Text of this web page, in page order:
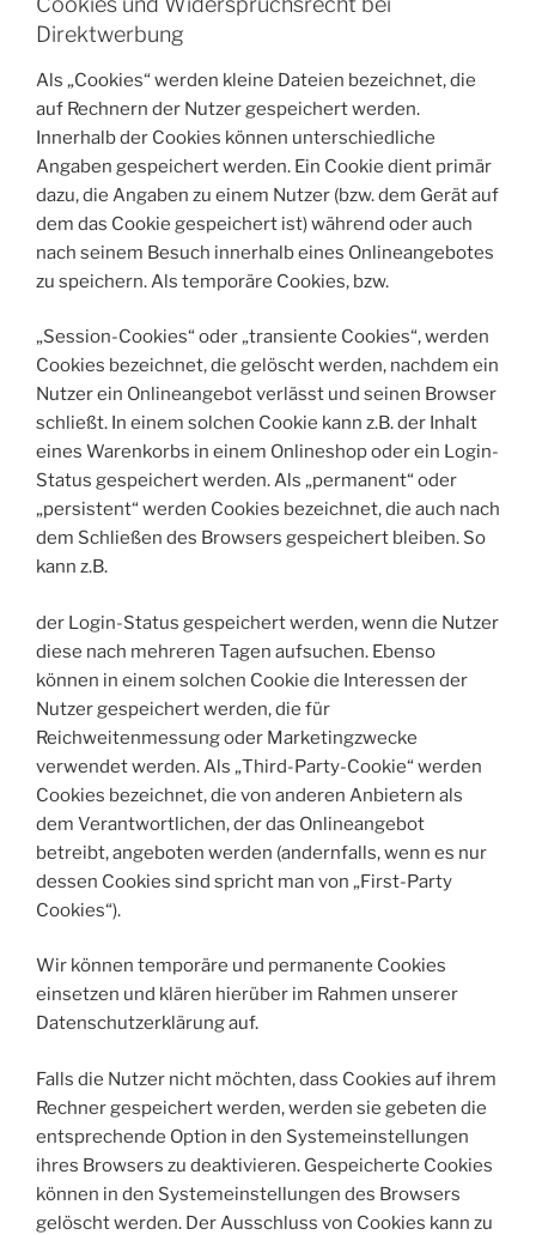
Direktwerbung
Als „Cookies“ werden kleine Dateien bezeichnet, die
auf Rechnern der Nutzer gespeichert werden.
Innerhalb der Cookies können unterschiedliche
Angaben gespeichert werden. Ein Cookie dient primär
dazu, die Angaben zu einem Nutzer (bzw. dem Gerät auf
dem das Cookie gespeichert ist) während oder auch
nach seinem Besuch innerhalb eines Onlineangebotes
zu speichern. Als temporäre Cookies, bzw.
„Session-Cookies“ oder „transiente Cookies“, werden
Cookies bezeichnet, die gelöscht werden, nachdem ein
Nutzer ein Onlineangebot verlässt und seinen Browser
schließt. In einem solchen Cookie kann z.B. der Inhalt
eines Warenkorbs in einem Onlineshop oder ein Login-
Status gespeichert werden. Als „permanent“ oder
„persistent“ werden Cookies bezeichnet, die auch nach
dem Schließen des Browsers gespeichert bleiben. So
kann z.B.
der Login-Status gespeichert werden, wenn die Nutzer
diese nach mehreren Tagen aufsuchen. Ebenso
können in einem solchen Cookie die Interessen der
Nutzer gespeichert werden, die für
Reichweitenmessung oder Marketingzwecke
verwendet werden. Als „Third-Party-Cookie“ werden
Cookies bezeichnet, die von anderen Anbietern als
dem Verantwortlichen, der das Onlineangebot
betreibt, angeboten werden (andernfalls, wenn es nur
dessen Cookies sind spricht man von „First-Party
Cookies“).
Wir können temporäre und permanente Cookies
einsetzen und klären hierüber im Rahmen unserer
Datenschutzerklärung auf.
Falls die Nutzer nicht möchten, dass Cookies auf ihrem
Rechner gespeichert werden, werden sie gebeten die
entsprechende Option in den Systemeinstellungen
ihres Browsers zu deaktivieren. Gespeicherte Cookies
können in den Systemeinstellungen des Browsers
gelöscht werden. Der Ausschluss von Cookies kann zu